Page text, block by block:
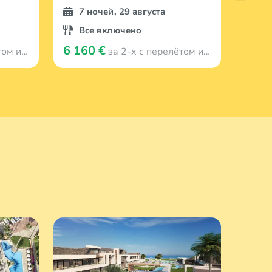
Viļņa
7 ночей, 29 августа
Все включено
6 160 € за 2-х с перелётом из Viļņa